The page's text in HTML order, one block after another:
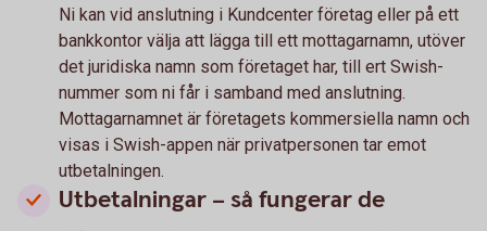
Ni kan vid anslutning i Kundcenter företag eller på ett
bankkontor välja att lägga till ett mottagarnamn, utöver
det juridiska namn som företaget har, till ert Swish-
nummer som ni får i samband med anslutning.
Mottagarnamnet är företagets kommersiella namn och
visas i Swish-appen när privatpersonen tar emot
utbetalningen.
Utbetalningar – så fungerar de